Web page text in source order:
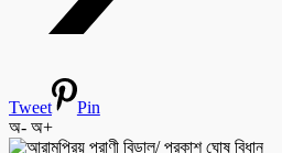
Tweet
Pin
অ- অ+